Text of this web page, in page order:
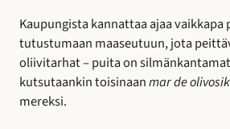
Kaupungista kannattaa ajaa vaikkapa
tutustumaan maaseutuun, jota
oliivitarhat – puita on
kutsutaankin toisinaanmar de
mereksi.